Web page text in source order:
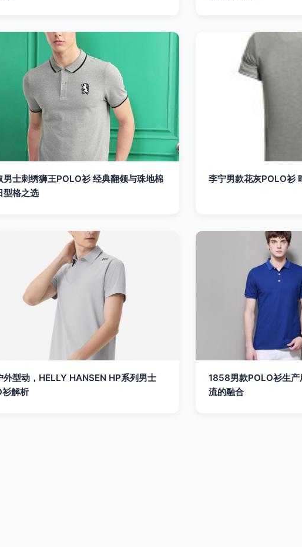
男士刺绣狮王POLO衫 经典翻领与珠地棉
型格之选
李宁男款花灰POLO衫
外型动，HELLY HANSEN HP系列男士
衫解析
1858男款POLO衫生产
流的融合